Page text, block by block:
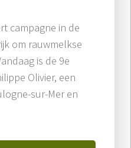
campagne in de
om rauwmelkse
is de 9e
Olivier, een
sur-Mer en